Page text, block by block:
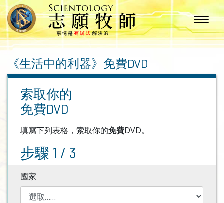
《生活中的利器》 免費DVD
索取你的
免費DVD
填寫下列表格，索取你的免費DVD。
步驟 1 / 3
國家